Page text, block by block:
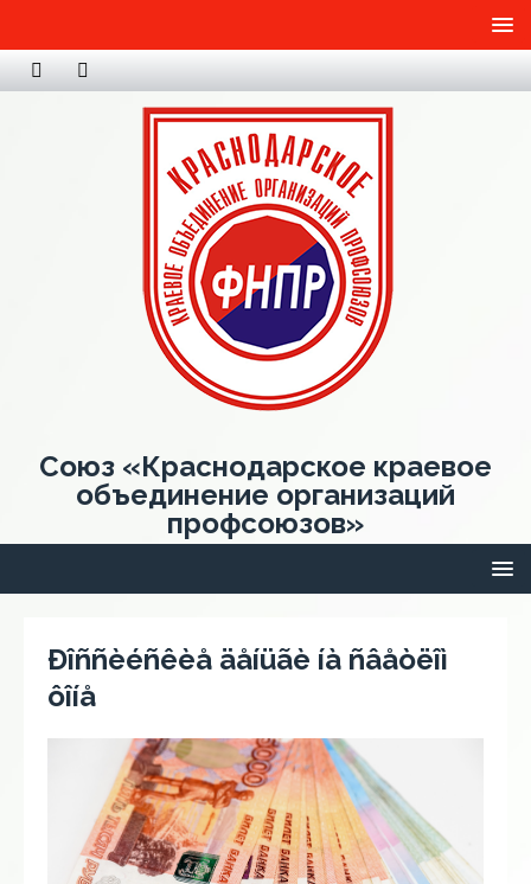
Союз «Краснодарское краевое
объединение организаций
профсоюзов»
Ðîññèéñêèå äåíüãè íà ñâåòëîì
ôîíå